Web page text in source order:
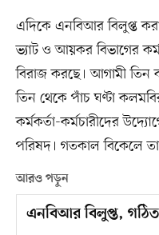
এদিকে এনবিআর বিলুপ্ত
ভ্যাট ও আয়কর বিভাগের
বিরাজ করছে। আগামী তিন
তিন থেকে পাঁচ ঘণ্টা
কর্মকর্তা-কর্মচারীদের
পরিষদ। গতকাল বিকেলে
আরও পড়ুন
এনবিআর বিলুপ্ত, গঠিত